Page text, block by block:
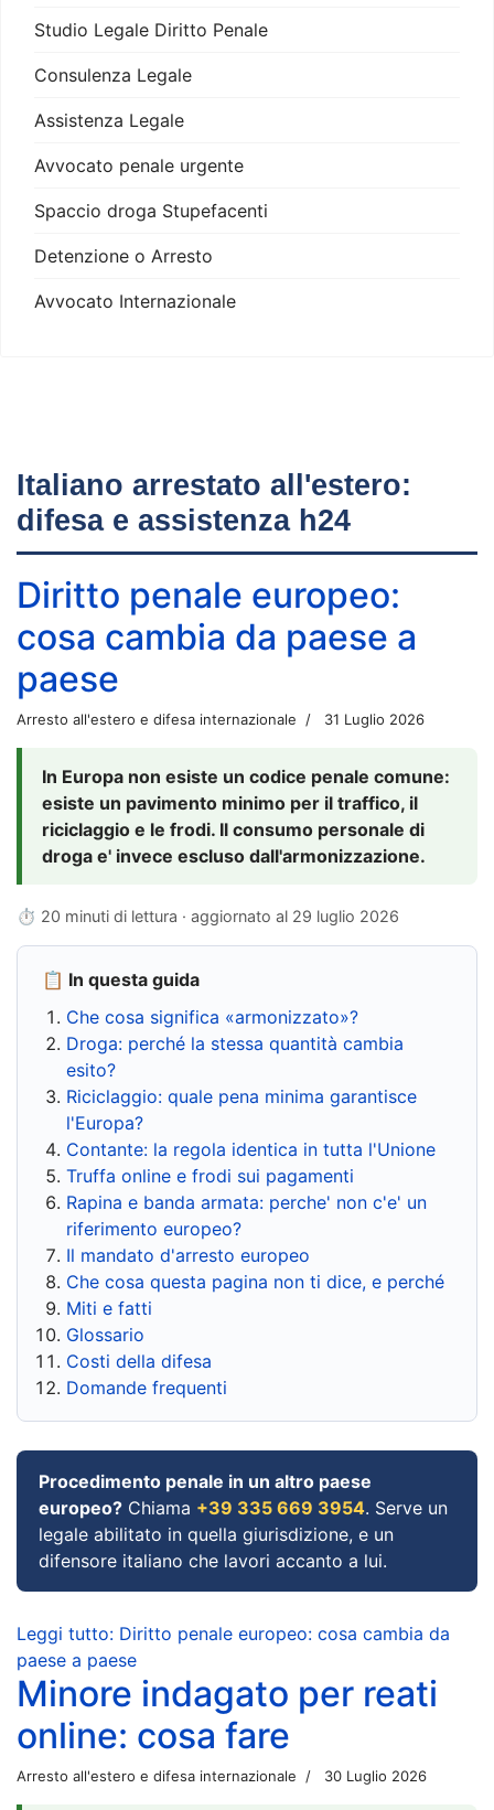
Studio Legale Diritto Penale
Consulenza Legale
Assistenza Legale
Avvocato penale urgente
Spaccio droga Stupefacenti
Detenzione o Arresto
Avvocato Internazionale
Italiano arrestato all'estero:
difesa e assistenza h24
Diritto penale europeo:
cosa cambia da paese a
paese
Arresto all'estero e difesa internazionale 31 Luglio 2026
In Europa non esiste un codice penale comune:
esiste un pavimento minimo per il traffico, il
riciclaggio e le frodi. Il consumo personale di
droga e' invece escluso dall'armonizzazione.
⏱ 20 minuti di lettura · aggiornato al 29 luglio 2026
📋 In questa guida
Che cosa significa «armonizzato»?
Droga: perché la stessa quantità cambia
esito?
Riciclaggio: quale pena minima garantisce
l'Europa?
Contante: la regola identica in tutta l'Unione
Truffa online e frodi sui pagamenti
Rapina e banda armata: perche' non c'e' un
riferimento europeo?
Il mandato d'arresto europeo
Che cosa questa pagina non ti dice, e perché
Miti e fatti
Glossario
Costi della difesa
Domande frequenti
Procedimento penale in un altro paese
europeo? Chiama +39 335 669 3954. Serve un
legale abilitato in quella giurisdizione, e un
difensore italiano che lavori accanto a lui.
Leggi tutto: Diritto penale europeo: cosa cambia da
paese a paese
Minore indagato per reati
online: cosa fare
Arresto all'estero e difesa internazionale 30 Luglio 2026